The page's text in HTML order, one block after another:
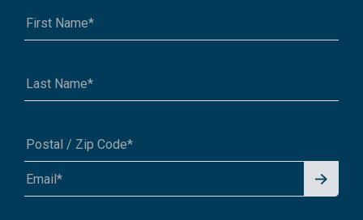
A1A 1A1 or 12345-6789
Signu